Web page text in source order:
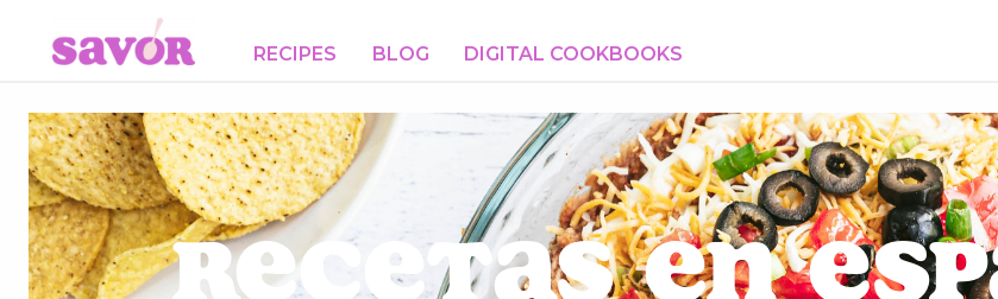
RECIPES BLOG DIGITAL COOKBOOKS
Recetas en